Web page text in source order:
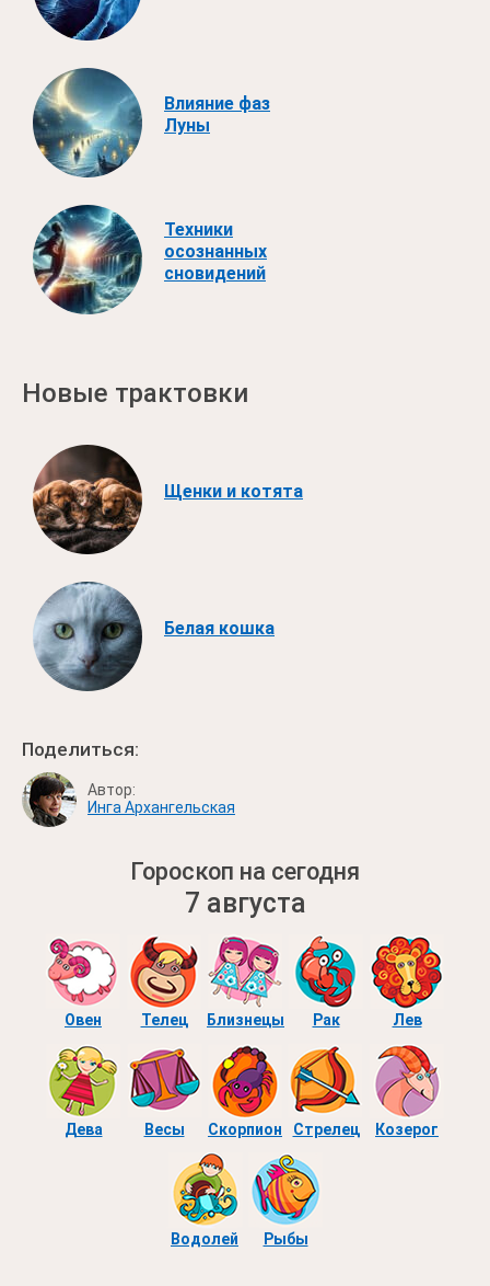
Влияние фаз
Луны
Техники
осознанных
сновидений
Новые трактовки
Щенки и котята
Белая кошка
Поделиться:
Автор:
Инга Архангельская
Гороскоп на сегодня
7 августа
Овен Телец Близнецы Рак Лев
Дева Весы Скорпион Стрелец Козерог
Водолей Рыбы